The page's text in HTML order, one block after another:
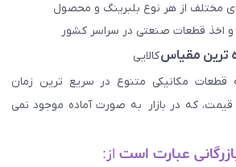
مختلف از هر نوع بلبرینگ و محصول
اخذ قطعات صنعتی در سراسر کشور
ترین مقیاسکالایی
قطعات مکانیکی متنوع در سریع ترین زمان
که در بازار به صورت آماده موجود نمی
عبارت است از: